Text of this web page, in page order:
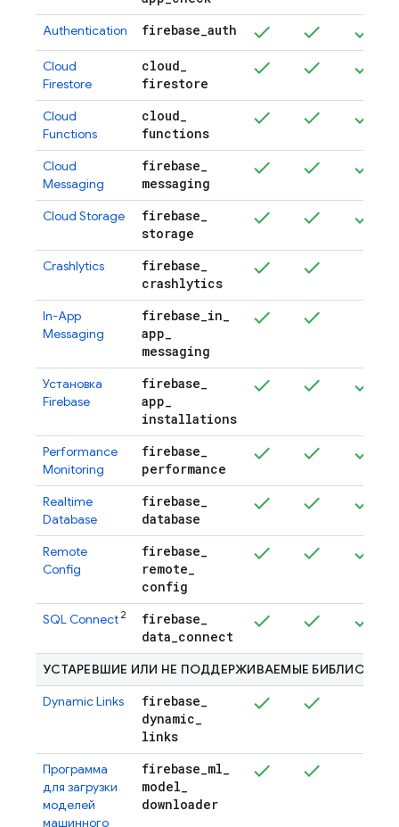
Authentication firebase_auth
Cloud
Firestore
cloud_
firestore
Cloud
Functions
cloud_
functions
Cloud
Messaging
firebase_
messaging
Cloud Storage firebase_
storage
Crashlytics firebase_
crashlytics
In-App
Messaging
firebase_in_
app_
messaging
Установка
Firebase
firebase_
app_
installations
Performance
Monitoring
firebase_
performance
Realtime
Database
firebase_
database
Remote
Config
firebase_
remote_
config
SQL Connect 2 firebase_
data_connect
УСТАРЕВШИЕ ИЛИ НЕ ПОДДЕРЖИВАЕМЫЕ БИБЛИОТЕКИ
Dynamic Links
firebase_
dynamic_
links
Программа
для загрузки
моделей
машинного
firebase_ml_
model_
downloader